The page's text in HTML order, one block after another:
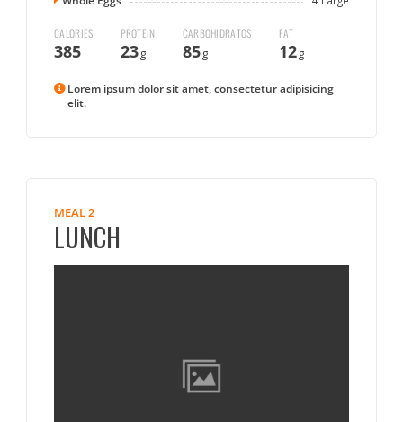
CALORIES
385
PROTEIN
23g
CARBOHIDRATOS
85g
FAT
12g
Lorem ipsum dolor sit amet, consectetur adipisicing
elit.
MEAL 2
LUNCH